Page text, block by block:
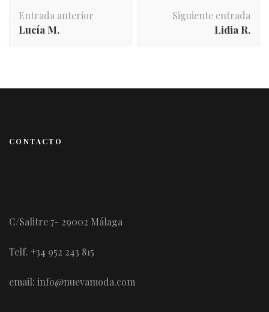
Entrada anterior
Lucía M.
Siguiente entrada
Lidia R.
CONTACTO
C/Salitre 7- 29002 Málaga
Telf. +34 952 243 815
email: info@nuevamoda.com